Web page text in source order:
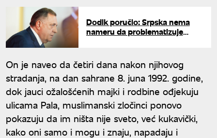
Dodik poručio: Srpska nema
nameru da problematizuje
On je naveo da četiri dana nakon njihovog
stradanja, na dan sahrane 8. juna 1992. godine,
dok jauci ožalošćenih majki i rodbine ođjekuju
ulicama Pala, muslimanski zločinci ponovo
pokazuju da im ništa nije sveto, već kukavički,
kako oni samo i mogu i znaju, napadaju i